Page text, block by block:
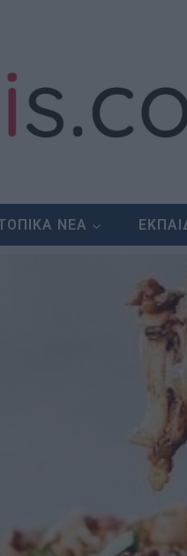
ΝΕΑ